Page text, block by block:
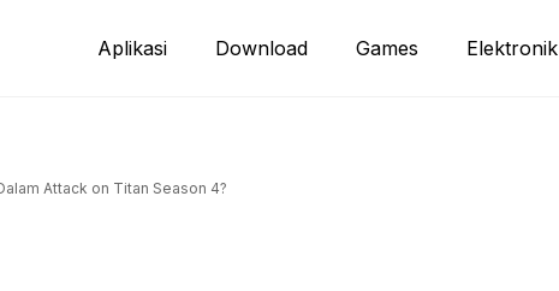
Aplikasi Download Games Elektronik
Attack on Titan Season 4?